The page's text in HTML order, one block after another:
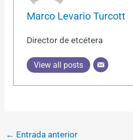
Marco Levario Turcott
Director de etcétera
View all posts
← Entrada anterior